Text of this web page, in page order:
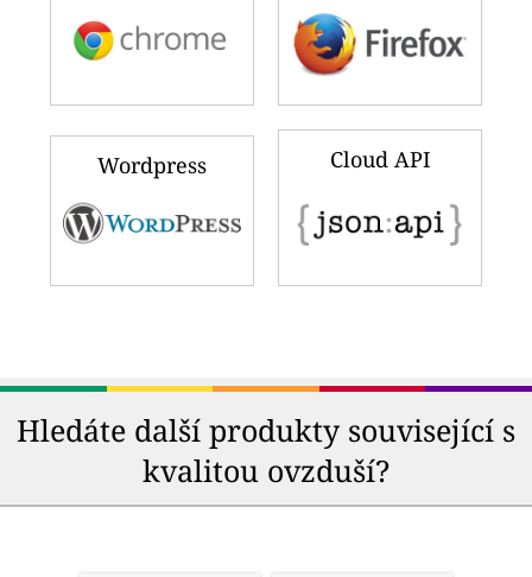
Wordpress Cloud API
Hledáte další produkty související s
kvalitou ovzduší?